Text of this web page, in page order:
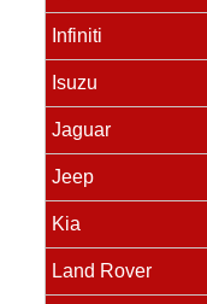
Infiniti
Isuzu
Jaguar
Jeep
Kia
Land Rover